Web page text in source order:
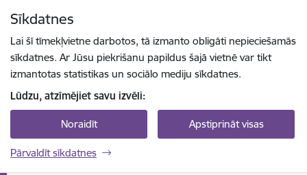
Sīkdatnes
Lai šī tīmekļvietne darbotos, tā izmanto obligāti nepieciešamās
sīkdatnes. Ar Jūsu piekrišanu papildus šajā vietnē var tikt
izmantotas statistikas un sociālo mediju sīkdatnes.
Lūdzu, atzīmējiet savu izvēli:
Noraidīt Apstiprināt visas
Pārvaldīt sīkdatnes